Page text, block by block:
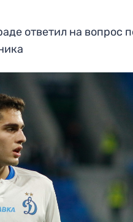
ответил на вопрос